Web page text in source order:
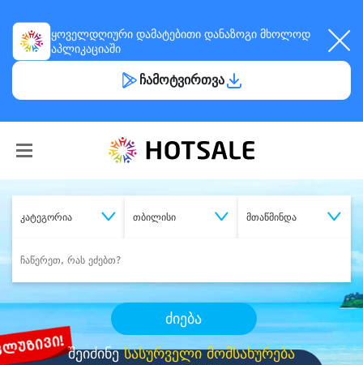
ყოველდღიური დამატებითი დანაზოგი მხოლოდ
აპლიკაციაში
ჩამოტვირთვა
კატეგორია თბილისი მთაწმინდა
ძიება
შეიძინესასურველი მომსახურება